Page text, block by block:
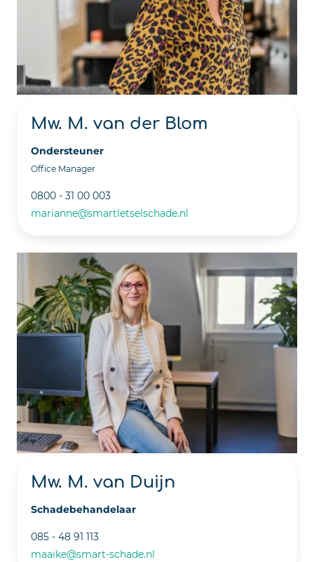
Mw. M. van der Blom
Ondersteuner
Office Manager
0800 - 31 00 003
marianne@smartletselschade.nl
Mw. M. van Duijn
Schadebehandelaar
085 - 48 91 113
maaike@smart-schade.nl